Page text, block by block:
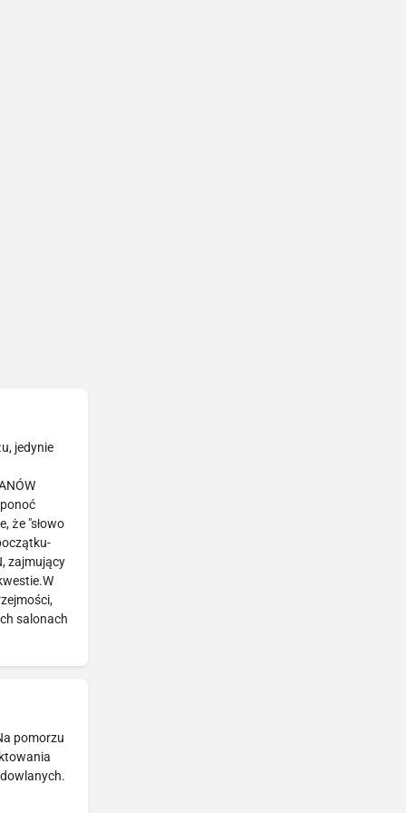
jedynie
że "słowo
zajmujący
salonach
pomorzu